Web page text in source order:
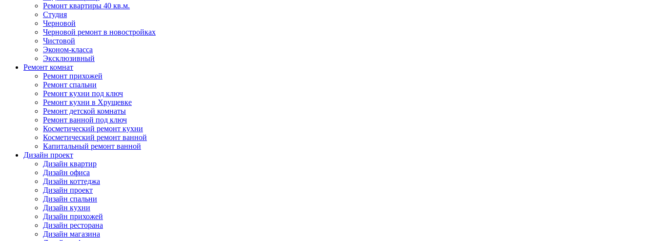
Ремонт квартиры 40 кв.м.
Студия
Черновой
Черновой ремонт в новостройках
Чистовой
Эконом-класса
Эксклюзивный
Ремонт комнат
Ремонт прихожей
Ремонт спальни
Ремонт кухни под ключ
Ремонт кухни в Хрущевке
Ремонт детской комнаты
Ремонт ванной под ключ
Косметический ремонт кухни
Косметический ремонт ванной
Капитальный ремонт ванной
Дизайн проект
Дизайн квартир
Дизайн офиса
Дизайн коттеджа
Дизайн проект
Дизайн спальни
Дизайн кухни
Дизайн прихожей
Дизайн ресторана
Дизайн магазина